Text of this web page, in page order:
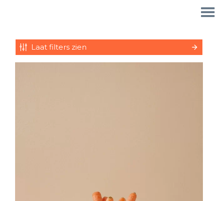
Laat filters zien